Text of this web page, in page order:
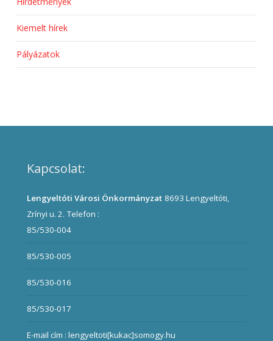
Kiemelt hírek
Pályázatok
Kapcsolat:
Lengyeltóti Városi Önkormányzat 8693 Lengyeltóti,
Zrínyi u. 2. Telefon :
85/530-004
85/530-005
85/530-016
85/530-017
E-mail cím : lengyeltoti[kukac]somogy.hu